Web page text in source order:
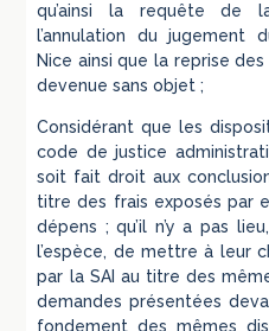
qu’ainsi la requête de
l’annulation du jugement
Nice ainsi que la reprise
devenue sans objet ;
Considérant que les
code de justice
soit fait droit aux
titre des frais exposés par
dépens ; qu’il n’y a pas
l’espèce, de mettre à leur
par la SAI au titre des
demandes présentées
fondement des mêmes